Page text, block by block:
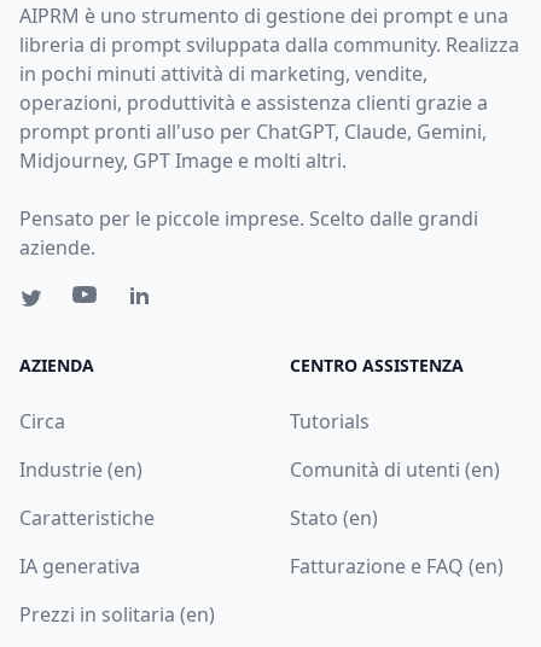
AIPRM è uno strumento di gestione dei prompt e una
libreria di prompt sviluppata dalla community. Realizza
in pochi minuti attività di marketing, vendite,
operazioni, produttività e assistenza clienti grazie a
prompt pronti all'uso per ChatGPT, Claude, Gemini,
Midjourney, GPT Image e molti altri.
Pensato per le piccole imprese. Scelto dalle grandi
aziende.
AZIENDA
Circa
Industrie (en)
Caratteristiche
IA generativa
Prezzi in solitaria (en)
CENTRO ASSISTENZA
Tutorials
Comunità di utenti (en)
Stato (en)
Fatturazione e FAQ (en)